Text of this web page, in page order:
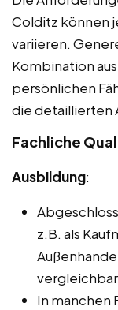
Colditz können
variieren.
Kombination
persönlichen
die detaillierten
Fachliche
Ausbildung:
z.B. als
In manchen